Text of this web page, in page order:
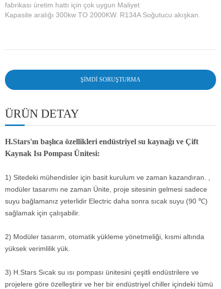
fabrikası üretim hattı için çok uygun Maliyet
Kapasite aralığı 300kw TO 2000KW. R134A Soğutucu akışkan.
ŞIMDI SORUŞTURMA
ÜRÜN DETAY
H.Stars'ın başlıca özellikleri endüstriyel su kaynağı ve Çift
Kaynak Isı Pompası Ünitesi:
1) Sitedeki mühendisler için basit kurulum ve zaman kazandıran. ,
modüler tasarımı ne zaman Ünite, proje sitesinin gelmesi sadece
suyu bağlamanız yeterlidir Electric daha sonra sıcak suyu (90 ℃)
sağlamak için çalışabilir.
2) Modüler tasarım, otomatik yükleme yönetmeliği, kısmi altında
yüksek verimlilik yük.
3) H.Stars Sıcak su ısı pompası ünitesini çeşitli endüstrilere ve
projelere göre özelleştirir ve her bir endüstriyel chiller içindeki tümü